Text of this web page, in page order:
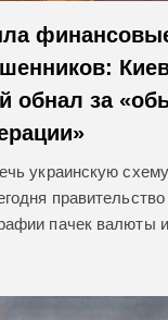
обнал за
украинскую
пачек валюты